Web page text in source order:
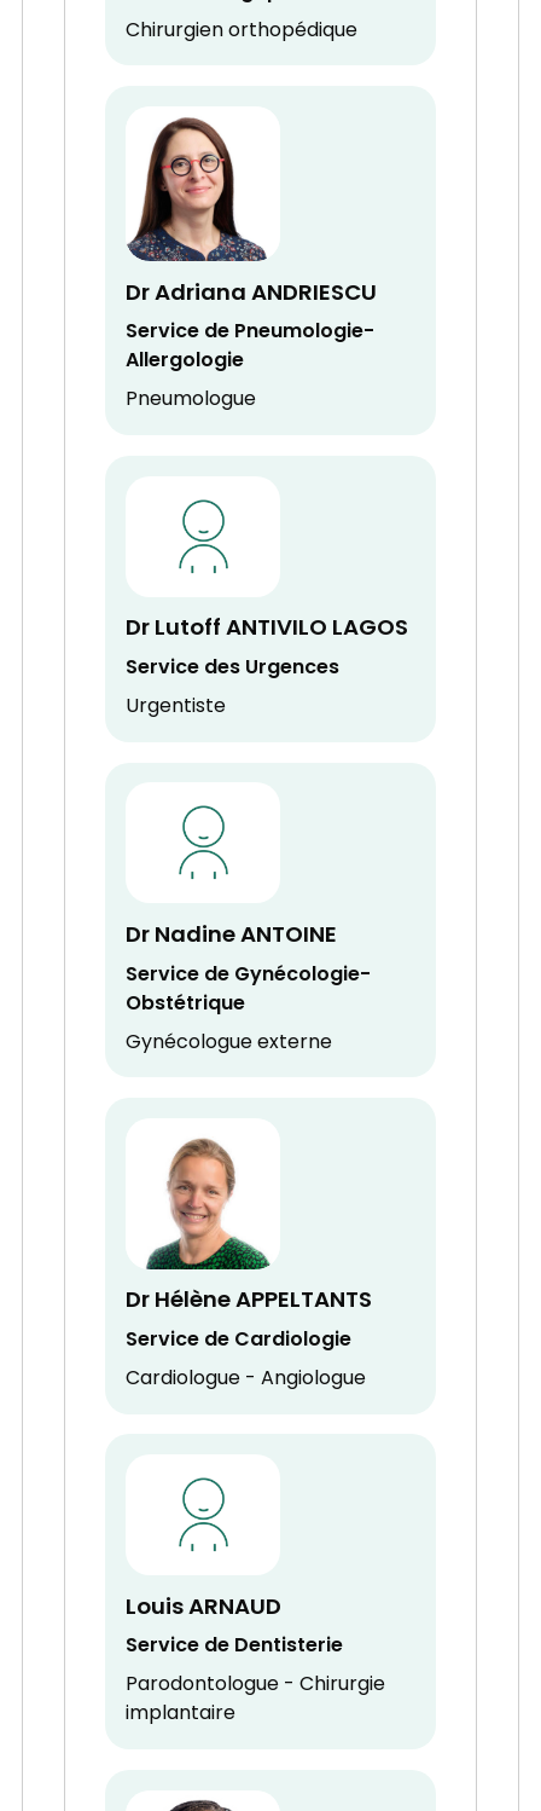
Chirurgien orthopédique
Dr Adriana ANDRIESCU
Service de Pneumologie-
Allergologie
Pneumologue
Dr Lutoff ANTIVILO LAGOS
Service des Urgences
Urgentiste
Dr Nadine ANTOINE
Service de Gynécologie-
Obstétrique
Gynécologue externe
Dr Hélène APPELTANTS
Service de Cardiologie
Cardiologue - Angiologue
Louis ARNAUD
Service de Dentisterie
Parodontologue - Chirurgie
implantaire